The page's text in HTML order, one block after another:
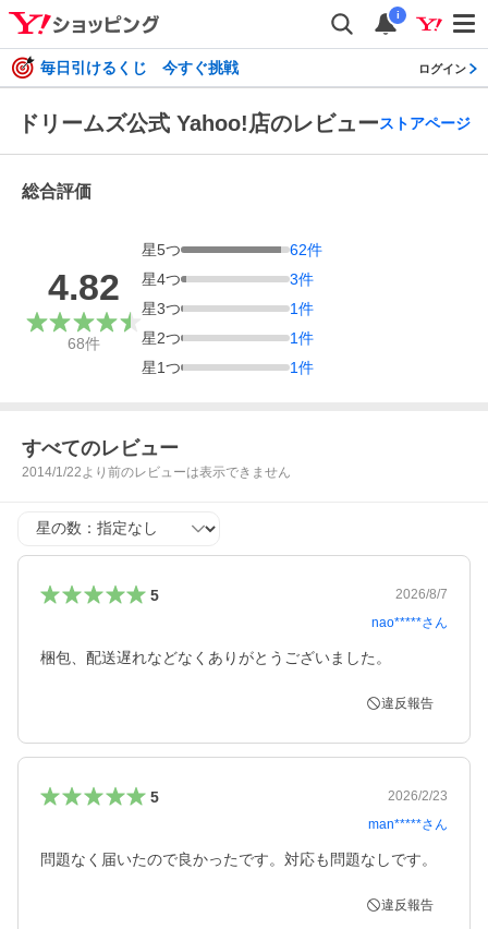
i
毎日引けるくじ 今すぐ挑戦 ログイン
ドリームズ公式 Yahoo!店のレビューストアページ
総合評価
4.82
68件
星5つ 62件
星4つ 3件
星3つ 1件
星2つ 1件
星1つ 1件
すべてのレビュー
2014/1/22より前のレビューは表示できません
星の数
5
2026/8/7
nao*****さん
梱包、配送遅れなどなくありがとうございました。
違反報告
5
2026/2/23
man*****さん
問題なく届いたので良かったです。対応も問題なしです。
違反報告